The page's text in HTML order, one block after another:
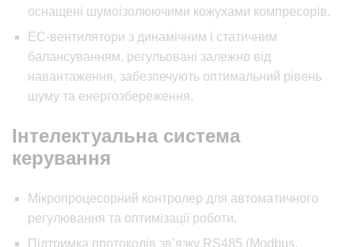
оснащені шумоізолюючими кожухами компресорів.
EC-вентилятори з динамічним і статичним
балансуванням, регульовані залежно від
навантаження, забезпечують оптимальний рівень
шуму та енергозбереження.
Інтелектуальна система
керування
Мікропроцесорний контролер для автоматичного
регулювання та оптимізації роботи.
Підтримка протоколів зв’язку RS485 (Modbus,